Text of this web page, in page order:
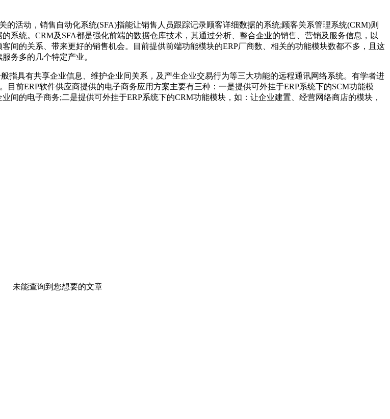
动，销售自动化系统(SFA)指能让销售人员跟踪记录顾客详细数据的系统;顾客关系管理系统(CRM)则
系统。CRM及SFA都是强化前端的数据仓库技术，其通过分析、整合企业的销售、营销及服务信息，以
间的关系、带来更好的销售机会。目前提供前端功能模块的ERP厂商数、相关的功能模块数都不多，且这
务多的几个特定产业。
具有共享企业信息、维护企业间关系，及产生企业交易行为等三大功能的远程通讯网络系统。有学者进
前ERP软件供应商提供的电子商务应用方案主要有三种：一是提供可外挂于ERP系统下的SCM功能模
的电子商务;二是提供可外挂于ERP系统下的CRM功能模块，如：让企业建置、经营网络商店的模块，
未能查询到您想要的文章